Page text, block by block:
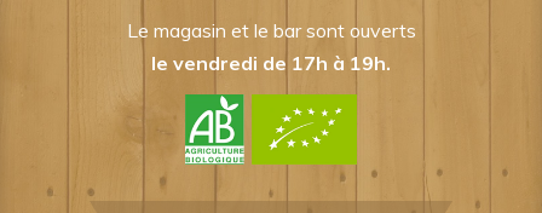
Le magasin et le bar sont ouverts
le vendredi de 17h à 19h.